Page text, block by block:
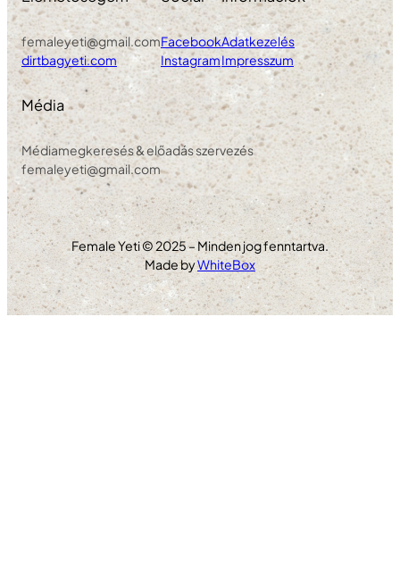
femaleyeti@gmail.com
dirtbagyeti.com
Facebook
Instagram
Adatkezelés
Impresszum
Média
Médiamegkeresés & előadás szervezés
femaleyeti@gmail.com
Female Yeti © 2025 – Minden jog fenntartva.
Made byWhiteBox